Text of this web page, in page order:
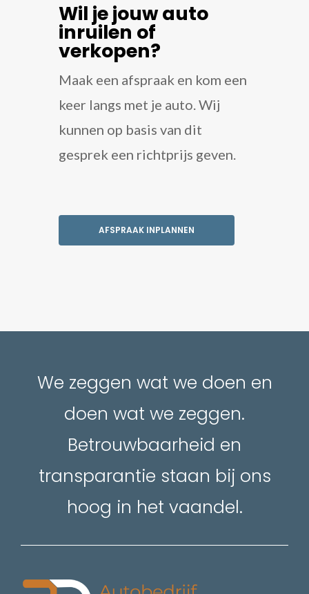
Wil je jouw auto
inruilen of
verkopen?
Maak een afspraak en kom een
keer langs met je auto. Wij
kunnen op basis van dit
gesprek een richtprijs geven.
AFSPRAAK INPLANNEN
We zeggen wat we doen en
doen wat we zeggen.
Betrouwbaarheid en
transparantie staan bij ons
hoog in het vaandel.